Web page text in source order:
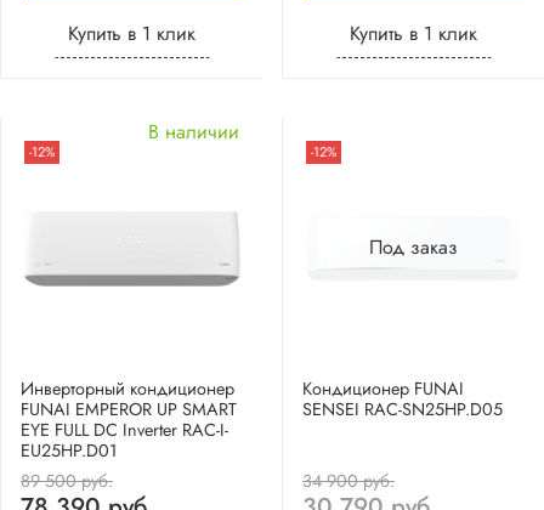
Купить в 1 клик Купить в 1 клик
-12%
Инверторный кондиционер
FUNAI EMPEROR UP SMART
EYE FULL DC Inverter RAC-I-
EU25HP.D01
В наличии
89 500 руб.
Под заказ
-12%
Кондиционер FUNAI
SENSEI RAC-SN25HP.D05
34 900 руб.